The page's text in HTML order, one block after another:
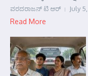
ವರದರಾಜನ್ ಟಿ ಆರ್ July
Read More